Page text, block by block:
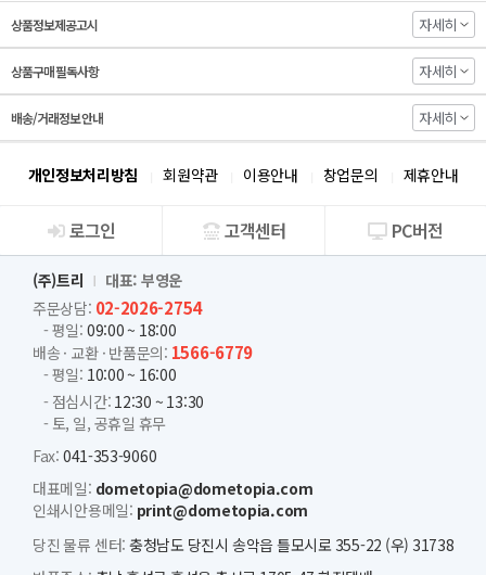
상품정보제공고시 자세히
상품구매 필독사항 자세히
배송/거래정보 안내 자세히
개인정보처리방침 회원약관 이용안내 창업문의 제휴안내
회사소개
로그인 고객센터 PC버전
(주)트리
대표: 부영운
주문상담: 02-2026-2754
- 평일: 09:00 ~ 18:00
배송 · 교환 · 반품문의: 1566-6779
- 평일: 10:00 ~ 16:00
- 점심시간: 12:30 ~ 13:30
- 토, 일, 공휴일 휴무
Fax: 041-353-9060
대표메일: dometopia@dometopia.com
인쇄시안용메일: print@dometopia.com
당진 물류 센터: 충청남도 당진시 송악읍 틀모시로 355-22 (우) 31738